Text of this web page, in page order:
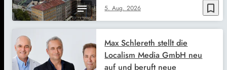
bookmark_border
5. Aug. 2026
Max Schlereth stellt die
Localism Media GmbH neu
auf und beruft neue